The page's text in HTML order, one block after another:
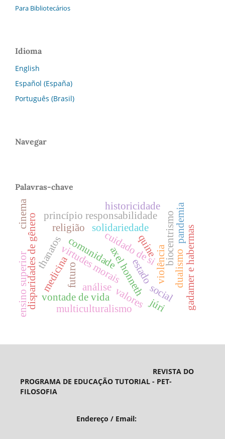
Para Bibliotecários
Idioma
English
Español (España)
Português (Brasil)
Navegar
Palavras-chave
cuidado de siviolência
axel honneth
solidariedade
estado
comunidade biocentrismo
virtudes morais
religião
medicina dualismo
thanatos
vontade de vida
disparidades de gênero gadamer e habermas
princípio responsabilidade
futuro
pandemia
valores
multiculturalismo
análise
ensino superior social
quine
historicidade
júri
cinema
REVISTA DO
PROGRAMA DE EDUCAÇÃO TUTORIAL - PET-
FILOSOFIA
Endereço / Email: